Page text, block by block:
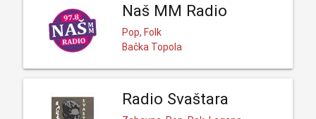
Naš MM Radio
Pop, Folk
Bačka Topola
Radio Svaštara